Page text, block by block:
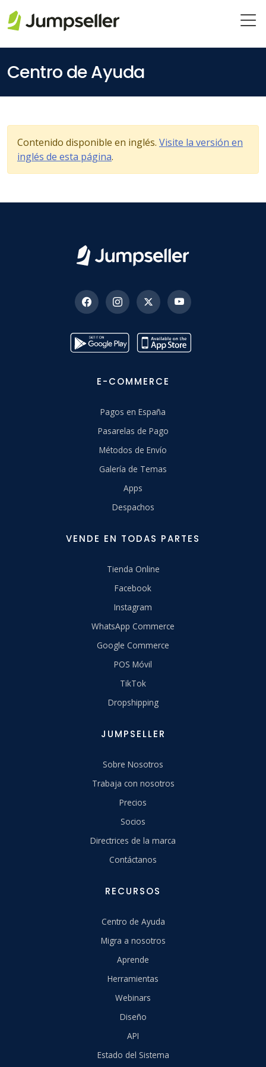
Centro de Ayuda
Contenido disponible en inglés. Visite la versión en
inglés de esta página.
E-COMMERCE
Pagos en España
Pasarelas de Pago
Métodos de Envío
Galería de Temas
Apps
Despachos
VENDE EN TODAS PARTES
Tienda Online
Facebook
Instagram
WhatsApp Commerce
Google Commerce
POS Móvil
TikTok
Dropshipping
JUMPSELLER
Sobre Nosotros
Trabaja con nosotros
Precios
Socios
Directrices de la marca
Contáctanos
RECURSOS
Centro de Ayuda
Migra a nosotros
Aprende
Herramientas
Webinars
Diseño
API
Estado del Sistema